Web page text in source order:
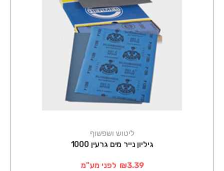
ליטוש ושפשוף
גיליון נייר מים גרעין 1000
₪3.39 לפני מע"מ